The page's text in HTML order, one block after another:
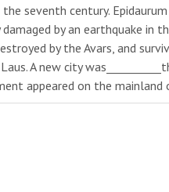
seventh century.
by an earthquake in
by the Avars, and
A new city
appeared on the mainland